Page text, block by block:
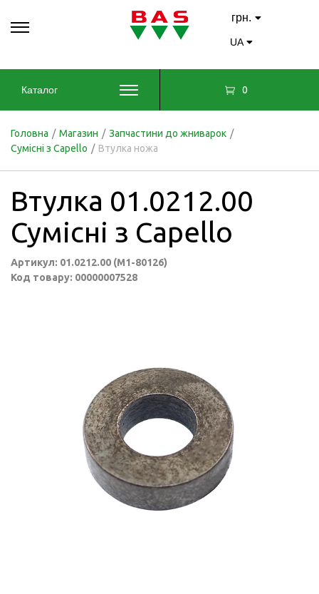
грн.
UA
Каталог 0
Головна / Магазин / Запчастини до жниварок /
Сумісні з Capello / Втулка ножа
Втулка 01.0212.00
Сумісні з Capello
Артикул: 01.0212.00 (M1-80126)
Код товару: 00000007528